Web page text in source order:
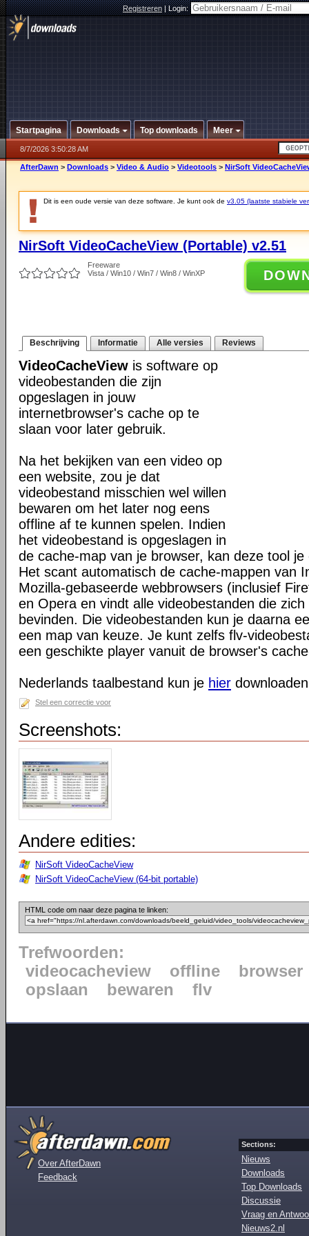
Registreren|Login:
Startpagina Downloads Top downloads Meer
8/7/2026 3:50:28 AM
AfterDawn > Downloads > Video & Audio > Videotools > NirSoft
Dit is een oude versie van deze software. Je kunt ook de v3.05 (laatste stabiele
NirSoft VideoCacheView (Portable) v2.51
Freeware
Vista / Win10 / Win7 / Win8 / WinXP
Beschrijving Informatie Alle versies Reviews
VideoCacheView is software op
videobestanden die zijn
opgeslagen in jouw
internetbrowser's cache op te
slaan voor later gebruik.
Na het bekijken van een video op
een website, zou je dat
videobestand misschien wel willen
bewaren om het later nog eens
offline af te kunnen spelen. Indien
het videobestand is opgeslagen in
de cache-map van je browser, kan deze tool je
Het scant automatisch de cache-mappen van
Mozilla-gebaseerde webbrowsers (inclusief
en Opera en vindt alle videobestanden die
bevinden. Die videobestanden kun je daarna
een map van keuze. Je kunt zelfs flv-
een geschikte player vanuit de browser's
Nederlands taalbestand kun je hier
Stel een correctie voor
Screenshots:
Andere edities:
NirSoft VideoCacheView
NirSoft VideoCacheView (64-bit portable)
HTML code om naar deze pagina te linken:
Trefwoorden:
videocacheview
offline
browser
opslaan
bewaren flv
Over AfterDawn
Feedback
Sections:
Nieuws
Downloads
Top Downloads
Discussie
Vraag en
Nieuws2.nl